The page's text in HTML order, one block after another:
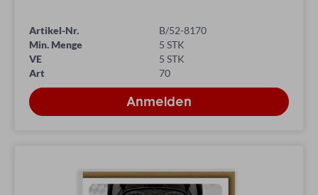
Artikel-Nr.
B/52-8170
Min. Menge
5 STK
VE
5 STK
Art
70